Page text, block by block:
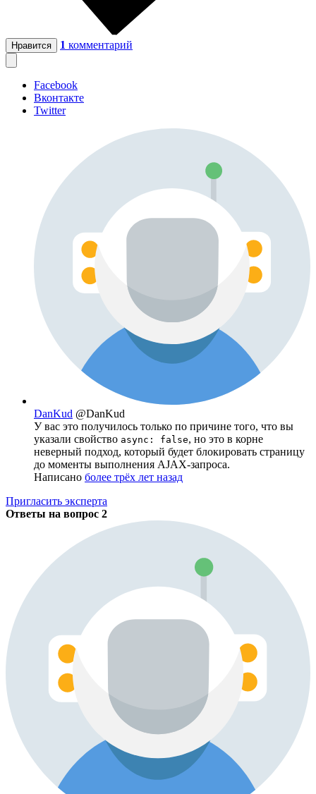
Нравится 1 комментарий
Facebook
Вконтакте
Twitter
DanKud @DanKud
У вас это получилось только по причине того, что вы
указали свойство async: false, но это в корне
неверный подход, который будет блокировать страницу
до моменты выполнения AJAX-запроса.
Написано более трёх лет назад
Пригласить эксперта
Ответы на вопрос 2